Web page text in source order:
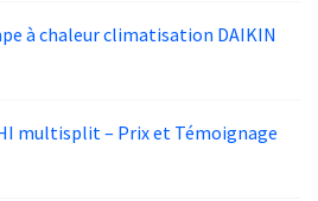
à chaleur climatisation DAIKIN
multisplit – Prix et Témoignage